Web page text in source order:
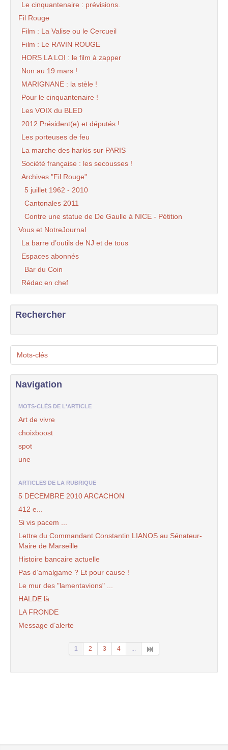
Le cinquantenaire : prévisions.
Fil Rouge
Film : La Valise ou le Cercueil
Film : Le RAVIN ROUGE
HORS LA LOI : le film à zapper
Non au 19 mars !
MARIGNANE : la stèle !
Pour le cinquantenaire !
Les VOIX du BLED
2012 Président(e) et députés !
Les porteuses de feu
La marche des harkis sur PARIS
Société française : les secousses !
Archives "Fil Rouge"
5 juillet 1962 - 2010
Cantonales 2011
Contre une statue de De Gaulle à NICE - Pétition
Vous et NotreJournal
La barre d’outils de NJ et de tous
Espaces abonnés
Bar du Coin
Rédac en chef
Rechercher
Mots-clés
Navigation
MOTS-CLÉS DE L'ARTICLE
Art de vivre
choixboost
spot
une
ARTICLES DE LA RUBRIQUE
5 DECEMBRE 2010 ARCACHON
412 e...
Si vis pacem ...
Lettre du Commandant Constantin LIANOS au Sénateur-
Maire de Marseille
Histoire bancaire actuelle
Pas d’amalgame ? Et pour cause !
Le mur des "lamentavions" ...
HALDE là
LA FRONDE
Message d’alerte
1 2 3 4 ...